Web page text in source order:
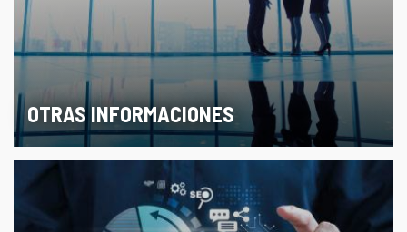
OTRAS INFORMACIONES